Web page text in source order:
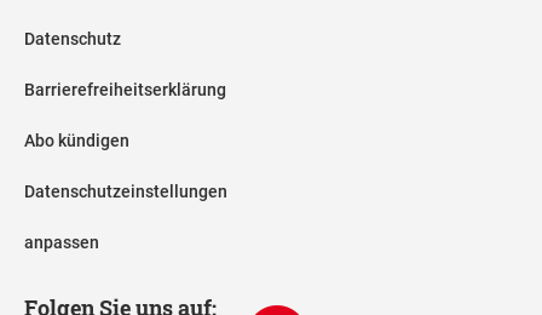
Datenschutz
Barrierefreiheitserklärung
Abo kündigen
Datenschutzeinstellungen
anpassen
Folgen Sie uns auf: